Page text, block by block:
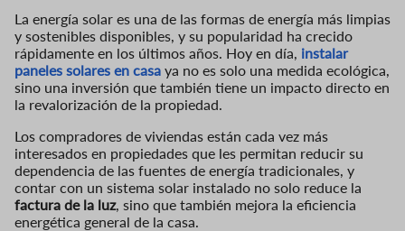
La energía solar es una de las formas de energía más limpias
y sostenibles disponibles, y su popularidad ha crecido
rápidamente en los últimos años. Hoy en día, instalar
paneles solares en casa ya no es solo una medida ecológica,
sino una inversión que también tiene un impacto directo en
la revalorización de la propiedad.
Los compradores de viviendas están cada vez más
interesados en propiedades que les permitan reducir su
dependencia de las fuentes de energía tradicionales, y
contar con un sistema solar instalado no solo reduce la
factura de la luz, sino que también mejora la eficiencia
energética general de la casa.